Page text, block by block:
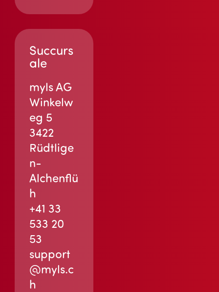
Succurs
ale
myls AG
Winkelw
eg 5
3422
Rüdtlige
n-
Alchenflü
h
+41 33
533 20
53
support
@myls.c
h